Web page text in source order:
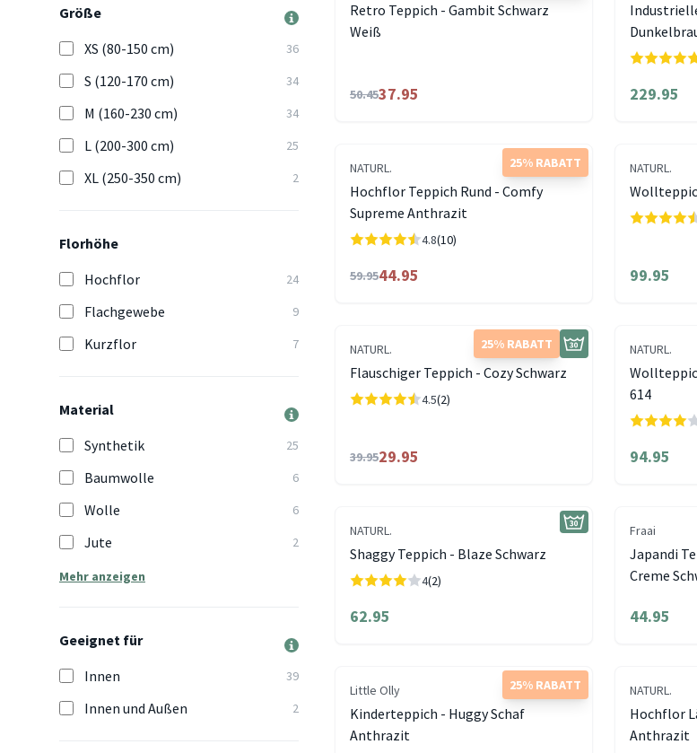
Größe
XS (80-150 cm)
36
S (120-170 cm) 34
M (160-230 cm) 34
L (200-300 cm) 25
XL (250-350 cm) 2
Florhöhe
Hochflor
24
Flachgewebe 9
Kurzflor 7
Material
Synthetik
25
Baumwolle 6
Wolle 6
Jute 2
Mehr anzeigen
Geeignet für
Innen
39
Innen und Außen 2
Retro Teppich - Gambit Schwarz
Weiß
50.4537.95 229.95
25% RABATT
NATURL.
Hochflor Teppich Rund - Comfy
Supreme Anthrazit
4.8(10)
59.9544.95
NATURL.
99.95
25% RABATT
NATURL.
Flauschiger Teppich - Cozy Schwarz
4.5(2)
39.9529.95
NATURL.
614
94.95
NATURL.
Shaggy Teppich - Blaze Schwarz
4(2)
62.95
Fraai
Japandi
Creme
44.95
25% RABATT
Little Olly
Kinderteppich - Huggy Schaf
Anthrazit
NATURL.
Hochflor
Anthrazit